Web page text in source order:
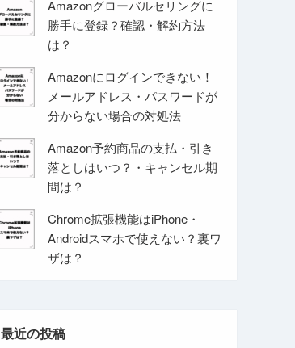
Amazonグローバルセリングに
勝手に登録？確認・解約方法
は？
Amazonにログインできない！
メールアドレス・パスワードが
分からない場合の対処法
Amazon予約商品の支払・引き
落としはいつ？・キャンセル期
間は？
Chrome拡張機能はiPhone・
Androidスマホで使えない？裏ワ
ザは？
最近の投稿